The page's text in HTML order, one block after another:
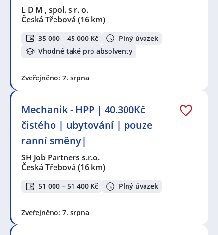
L D M , spol. s r. o.
Česká Třebová (16 km)
35 000 – 45 000 Kč
Plný úvazek
Vhodné také pro absolventy
Zveřejněno: 7. srpna
Mechanik - HPP | 40.300Kč
čistého | ubytování | pouze
ranní směny|
SH Job Partners s.r.o.
Česká Třebová (16 km)
51 000 – 51 400 Kč Plný úvazek
Zveřejněno: 7. srpna